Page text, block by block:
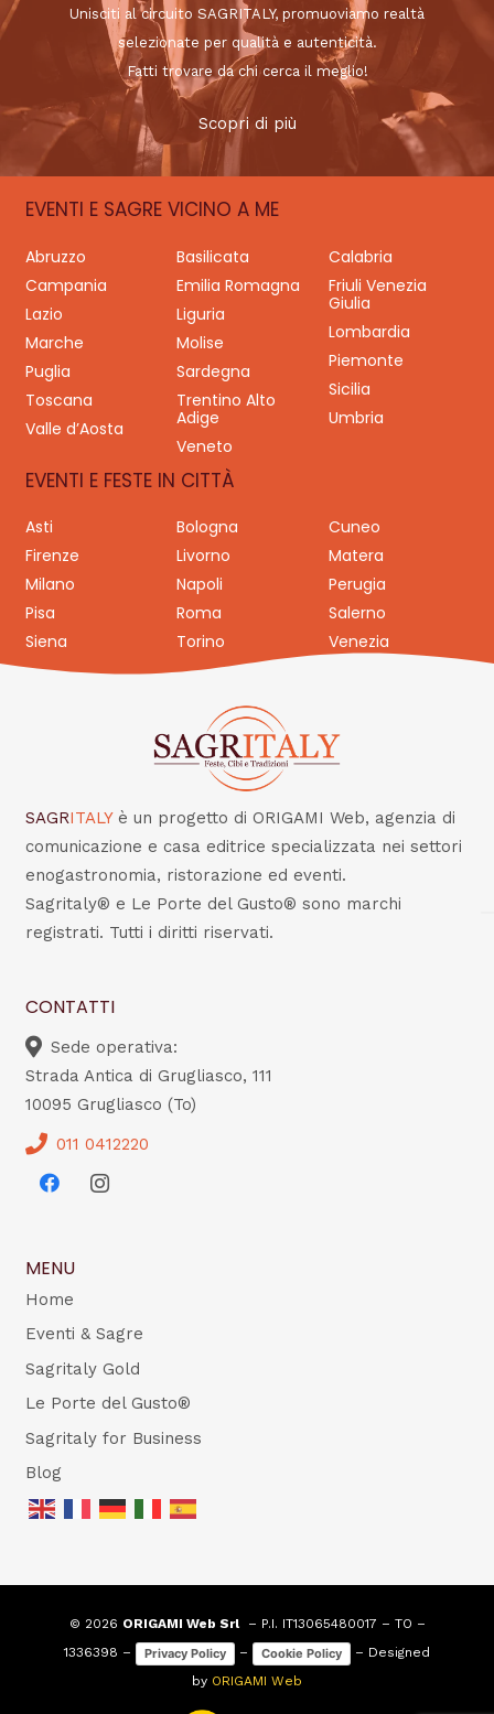
Unisciti al circuito SAGRITALY, promuoviamo realtà
selezionate per qualità e autenticità.
Fatti trovare da chi cerca il meglio!
Scopri di più
EVENTI E SAGRE VICINO A ME
Abruzzo Basilicata
Calabria
Campania
Emilia Romagna
Friuli Venezia
Giulia
Lazio
Liguria
Lombardia
Marche
Molise
Piemonte
Puglia
Sardegna
Sicilia
Toscana
Trentino Alto
Adige
Umbria
Valle d’Aosta
Veneto
EVENTI E FESTE IN CITTÀ
Asti Bologna
Cuneo
Firenze
Livorno
Matera
Milano
Napoli
Perugia
Pisa
Roma
Salerno
Siena
Torino Venezia
SAGRITALY è un progetto di ORIGAMI Web, agenzia di
comunicazione e casa editrice specializzata nei settori
enogastronomia, ristorazione ed eventi.
Sagritaly® e Le Porte del Gusto® sono marchi
registrati. Tutti i diritti riservati.
CONTATTI
Sede operativa:
Strada Antica di Grugliasco, 111
10095 Grugliasco (To)
011 0412220
MENU
Home
Eventi & Sagre
Sagritaly Gold
Le Porte del Gusto®
Sagritaly for Business
Blog
© 2026 ORIGAMI Web Srl– P.I. IT13065480017 – TO –
1336398 –
Privacy Policy – Cookie Policy
– Designed
by ORIGAMI Web